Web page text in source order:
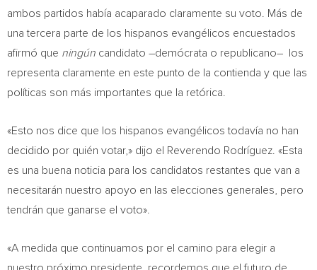
ambos partidos había acaparado claramente su voto. Más de
una tercera parte de los hispanos evangélicos encuestados
afirmó que ningún candidato –demócrata o republicano– los
representa claramente en este punto de la contienda y que las
políticas son más importantes que la retórica.
«Esto nos dice que los hispanos evangélicos todavía no han
decidido por quién votar,» dijo el Reverendo Rodríguez. «Esta
es una buena noticia para los candidatos restantes que van a
necesitarán nuestro apoyo en las elecciones generales, pero
tendrán que ganarse el voto».
«A medida que continuamos por el camino para elegir a